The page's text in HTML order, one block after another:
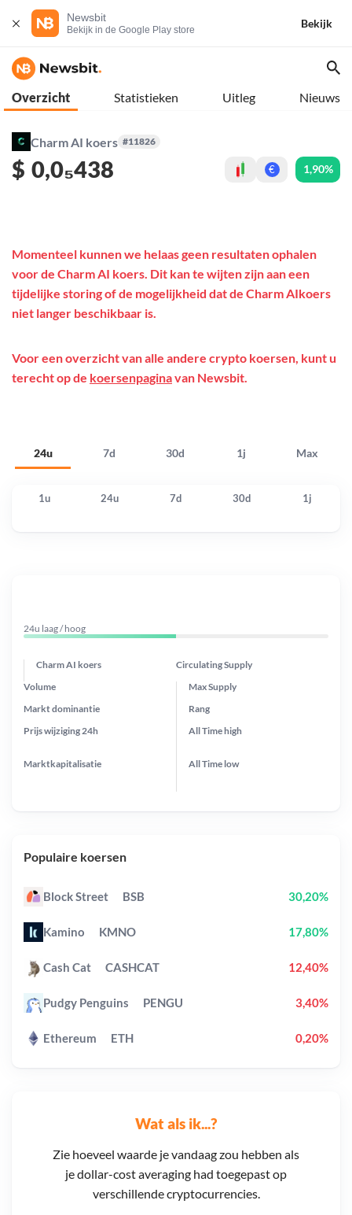
Newsbit
Bekijk in de Google Play store
Bekijk
Overzicht Statistieken Uitleg Nieuws
Charm AI koers #11826
$ 0,0₅438 € 1,90%
24u 7d 30d 1j Max
Momenteel kunnen we helaas geen resultaten ophalen
voor de Charm AI koers. Dit kan te wijten zijn aan een
tijdelijke storing of de mogelijkheid dat de Charm AIkoers
niet langer beschikbaar is.
Voor een overzicht van alle andere crypto koersen, kunt u
terecht op de koersenpaginavan Newsbit.
1u 24u 7d 30d 1j
Wat als ik...?
Zie hoeveel waarde je vandaag zou hebben als
je dollar-cost averaging had toegepast op
verschillende cryptocurrencies.
24u laag / hoog
Charm AI koers Circulating Supply
Prijs wijziging 24h
Max Supply
Markt dominantie
Marktkapitalisatie
Volume
Rang
All Timehigh
All Time low
Populaire koersen
Block Street BSB 30,20%
Kamino KMNO 17,80%
Cash Cat CASHCAT 12,40%
Pudgy Penguins PENGU 3,40%
Ethereum ETH 0,20%